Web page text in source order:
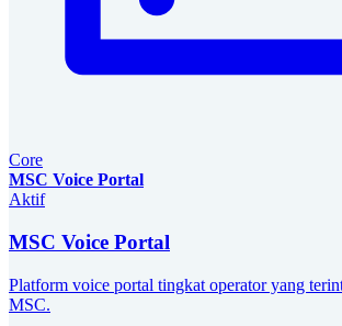
Core
MSC Voice Portal
Aktif
MSC Voice Portal
Platform voice portal tingkat operator yang
MSC.